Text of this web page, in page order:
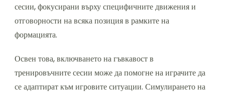
сесии, фокусирани върху специфичните движения и
отговорности на всяка позиция в рамките на
формацията.
Освен това, включването на гъвкавост в
тренировъчните сесии може да помогне на играчите да
се адаптират към игровите ситуации. Симулирането на